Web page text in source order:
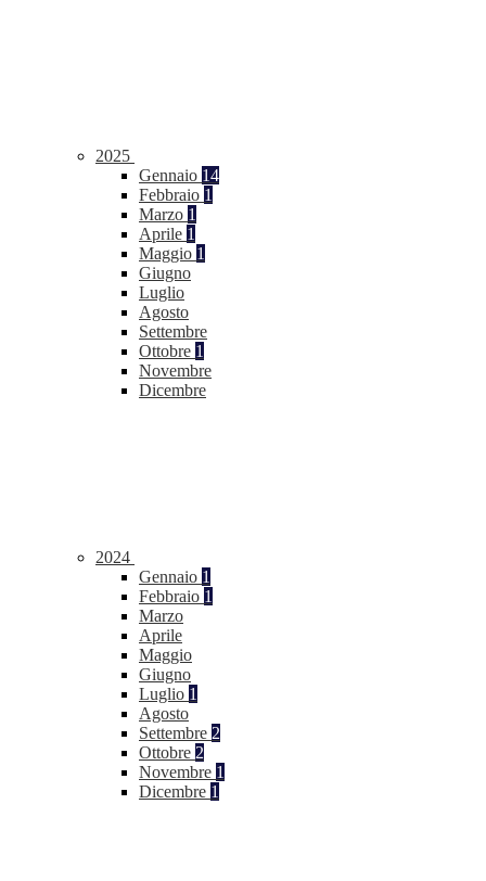
2025
Gennaio 14
Febbraio 1
Marzo 1
Aprile 1
Maggio 1
Giugno
Luglio
Agosto
Settembre
Ottobre 1
Novembre
Dicembre
2024
Gennaio 1
Febbraio 1
Marzo
Aprile
Maggio
Giugno
Luglio 1
Agosto
Settembre 2
Ottobre 2
Novembre 1
Dicembre 1